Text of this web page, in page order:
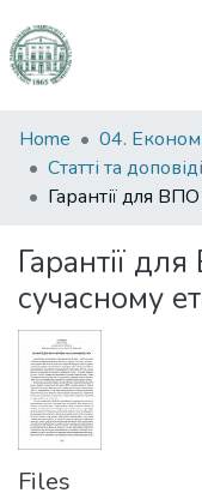
Communities
&
Collections
Statistics
Home
Статті та
Гарантії
сучасному
Files